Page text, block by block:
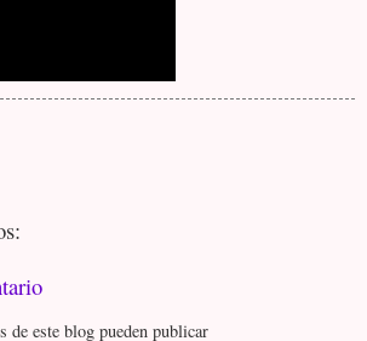
de este blog pueden publicar